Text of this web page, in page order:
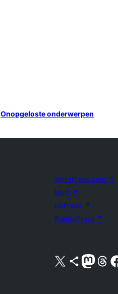
Onopgeloste onderwerpen
WordPress.com ↗
Matt ↗
bbPress ↗
BuddyPress ↗
Bezoek ons X (voorheen Twitter) account
Bezoek ons Bluesky account
Bezoek ons Mastodon
Bezoek ons